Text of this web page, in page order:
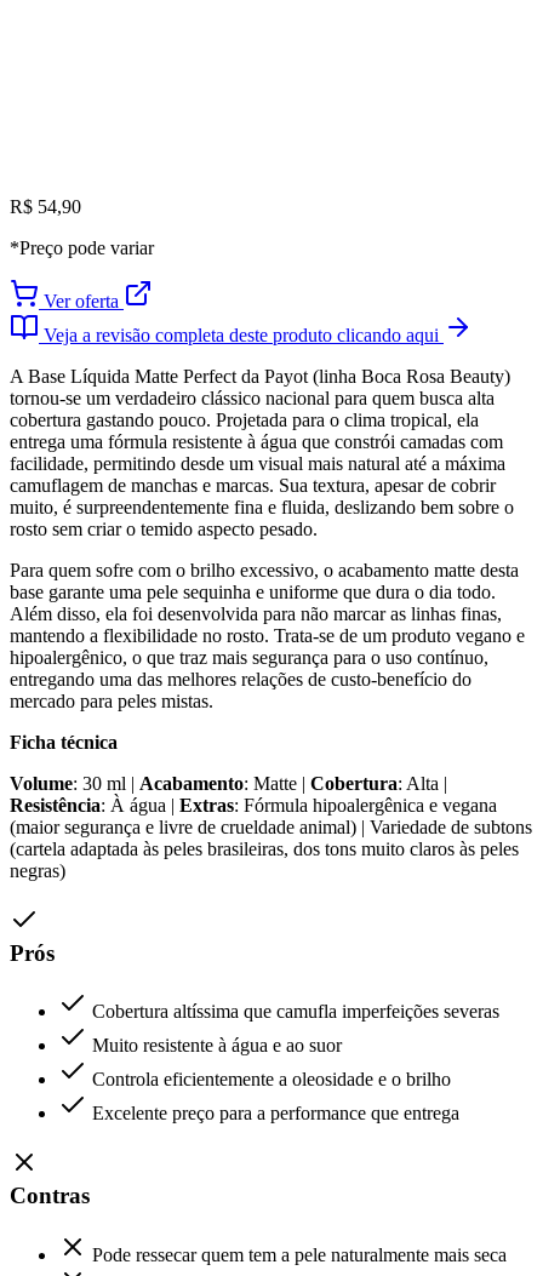
R$ 54,90
*Preço pode variar
Ver oferta
Veja a revisão completa deste produto clicando aqui
A Base Líquida Matte Perfect da Payot (linha Boca Rosa Beauty)
tornou-se um verdadeiro clássico nacional para quem busca alta
cobertura gastando pouco. Projetada para o clima tropical, ela
entrega uma fórmula resistente à água que constrói camadas com
facilidade, permitindo desde um visual mais natural até a máxima
camuflagem de manchas e marcas. Sua textura, apesar de cobrir
muito, é surpreendentemente fina e fluida, deslizando bem sobre o
rosto sem criar o temido aspecto pesado.
Para quem sofre com o brilho excessivo, o acabamento matte desta
base garante uma pele sequinha e uniforme que dura o dia todo.
Além disso, ela foi desenvolvida para não marcar as linhas finas,
mantendo a flexibilidade no rosto. Trata-se de um produto vegano e
hipoalergênico, o que traz mais segurança para o uso contínuo,
entregando uma das melhores relações de custo-benefício do
mercado para peles mistas.
Ficha técnica
Volume: 30 ml | Acabamento: Matte | Cobertura: Alta |
Resistência: À água | Extras: Fórmula hipoalergênica e vegana
(maior segurança e livre de crueldade animal) | Variedade de subtons
(cartela adaptada às peles brasileiras, dos tons muito claros às peles
negras)
Prós
Cobertura altíssima que camufla imperfeições severas
Muito resistente à água e ao suor
Controla eficientemente a oleosidade e o brilho
Excelente preço para a performance que entrega
Contras
Pode ressecar quem tem a pele naturalmente mais seca